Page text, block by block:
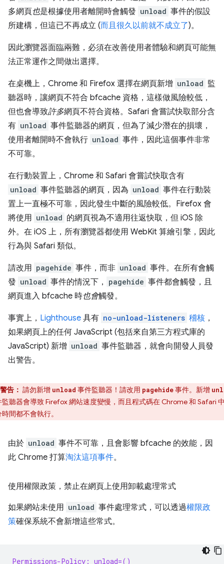
多網頁也是根據使用者離開時會觸發 unload 事件的假設
所建構，但這已不再成立 (而且很久以前就不成立了)。
因此瀏覽器面臨兩難，必須在改善使用者體驗和網頁可能無
法正常運作之間做出選擇。
在桌機上，Chrome 和 Firefox 選擇在網頁新增 unload 監
聽器時，讓網頁不符合 bfcache 資格，這樣做風險較低，
但也會導致許多網頁不符合資格。Safari 會嘗試快取部分含
有 unload 事件監聽器的網頁，但為了減少潛在的損壞，
使用者離開時不會執行 unload 事件，因此這個事件非常
不可靠。
在行動裝置上，Chrome 和 Safari 會嘗試快取含有
unload 事件監聽器的網頁，因為 unload 事件在行動裝
置上一直極不可靠，因此發生中斷的風險較低。Firefox 會
將使用 unload 的網頁視為不適用往返快取，但 iOS 除
外。在 iOS 上，所有瀏覽器都使用 WebKit 算繪引擎，因此
行為與 Safari 類似。
請改用 pagehide 事件，而非 unload 事件。在所有會觸
發 unload 事件的情況下， pagehide 事件都會觸發，且
網頁進入 bfcache 時也會觸發。
事實上， Lighthouse 具有 no-unload-listeners 稽核 ，
如果網頁上的任何 JavaScript (包括來自第三方程式庫的
JavaScript) 新增 unload 事件監聽器，就會向開發人員發
出警告。
警告： 請勿新增 unload 事件監聽器！請改用 pagehide事件。新增
監聽器會導致 Firefox 網站速度變慢，而且程式碼在 Chrome 和 Safari
間都不會執行。
由於 unload 事件不可靠，且會影響 bfcache 的效能，因
此 Chrome 打算淘汰這項事件。
使用權限政策，禁止在網頁上使用卸載處理常式
如果網站未使用 unload 事件處理常式，可以透過權限政
策確保系統不會新增這些常式。
Permissions-Policy: unload=()